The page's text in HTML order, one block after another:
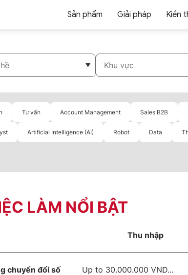
Sản phẩm Giải pháp Kiến
Tư vấn Account Management Sales B2B
Artificial Intelligence (AI) Robot Data
LÀM NỔI BẬT
Thu nhập
chuyển đổi số
Up to 30.000.000 VND...